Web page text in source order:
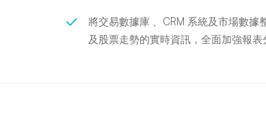
將交易數據庫 、CRM 系統及市場數
及股票走勢的實時資訊，全面加強報表